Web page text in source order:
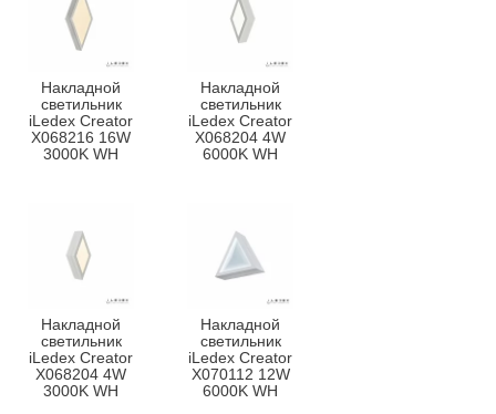
Накладной
светильник
iLedex Creator
X068216 16W
3000K WH
Накладной
светильник
iLedex Creator
X068204 4W
6000K WH
Накладной
светильник
iLedex Creator
X068204 4W
3000K WH
Накладной
светильник
iLedex Creator
X070112 12W
6000K WH